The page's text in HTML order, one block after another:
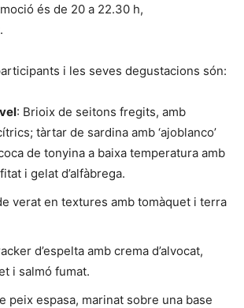
és de 20 a 22.30 h,
i les seves degustacions són:
: Brioix de seitons fregits, amb
tàrtar de sardina amb ‘ajoblanco’
de tonyina a baixa temperatura amb
i gelat d’alfàbrega.
verat en textures amb tomàquet i terra
d’espelta amb crema d’alvocat,
i salmó fumat.
peix espasa, marinat sobre una base